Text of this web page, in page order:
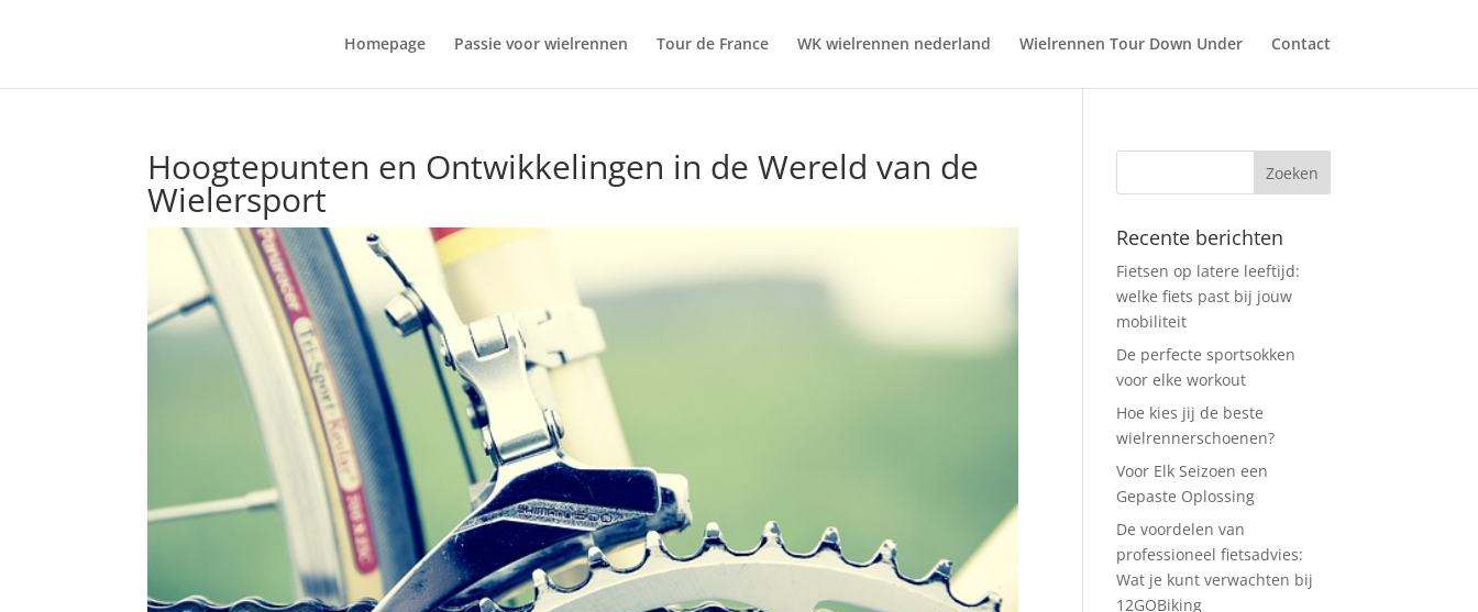
Homepage Passie voor wielrennen Tour de France WK wielrennen nederland Wielrennen Tour Down Under Contact
Hoogtepunten en Ontwikkelingen in de Wereld van de
Wielersport
Recente berichten
Fietsen op latere leeftijd:
welke fiets past bij jouw
mobiliteit
De perfecte sportsokken
voor elke workout
Hoe kies jij de beste
wielrennerschoenen?
Voor Elk Seizoen een
Gepaste Oplossing
De voordelen van
professioneel fietsadvies:
Wat je kunt verwachten bij
12GOBiking